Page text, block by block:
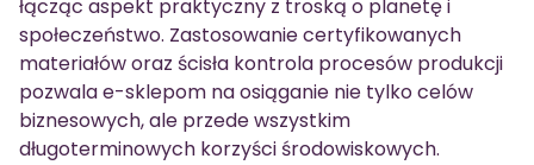
łącząc aspekt praktyczny z troską o planetę i
społeczeństwo. Zastosowanie certyfikowanych
materiałów oraz ścisła kontrola procesów produkcji
pozwala e-sklepom na osiąganie nie tylko celów
biznesowych, ale przede wszystkim
długoterminowych korzyści środowiskowych.